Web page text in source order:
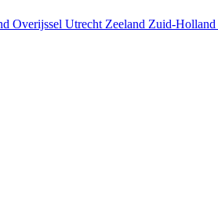
Overijssel Utrecht Zeeland Zuid-Holland